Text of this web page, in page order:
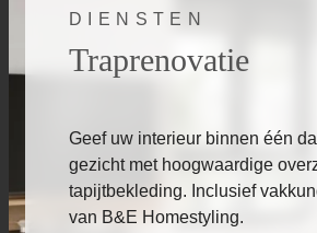
DIENSTEN
Traprenovatie
Geef uw interieur binnen één
gezicht met hoogwaardige
tapijtbekleding. Inclusief
van B&E Homestyling.